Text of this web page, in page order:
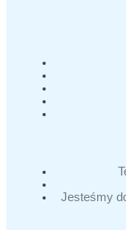
Jesteśmy